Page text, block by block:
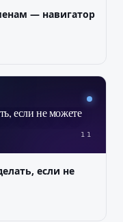
— навигатор
если не можете
11
если не